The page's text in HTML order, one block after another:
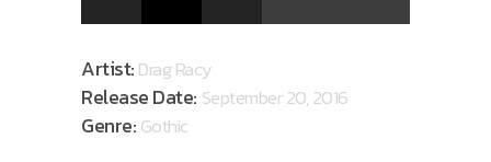
Artist:Drag Racy
Release Date: September 20, 2016
Genre:Gothic